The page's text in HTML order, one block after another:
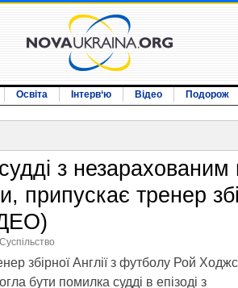
Освіта Інтерв‘ю Відео Подорож
з незарахованим
припускає тренер
збірної Англії з футболу Рой
бути помилка судді в епізоді з